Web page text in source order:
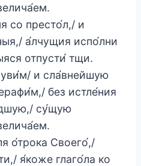
со престо́л,/ и
а́лчущия испо́лни
отпусти́ тщи.
и сла́внейшую
без истле́ния
су́щую
о́трока Своего́,/
я́коже глаго́ла ко